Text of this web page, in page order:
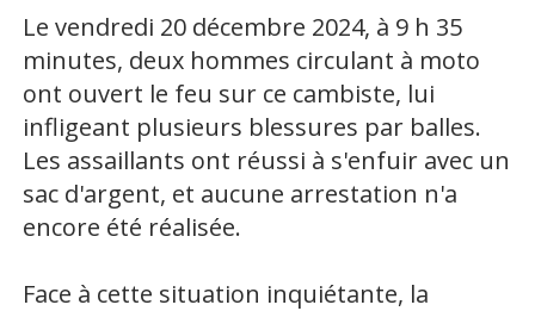
Le vendredi 20 décembre 2024, à 9 h 35
minutes, deux hommes circulant à moto
ont ouvert le feu sur ce cambiste, lui
infligeant plusieurs blessures par balles.
Les assaillants ont réussi à s'enfuir avec un
sac d'argent, et aucune arrestation n'a
encore été réalisée.
Face à cette situation inquiétante, la